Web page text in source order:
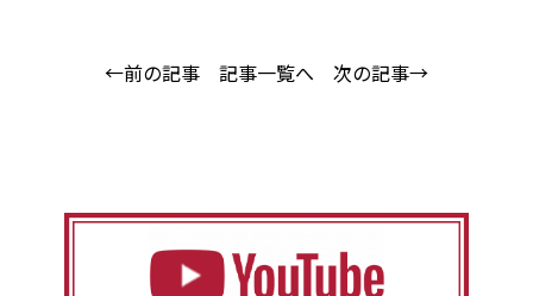
←前の記事 記事一覧へ 次の記事→